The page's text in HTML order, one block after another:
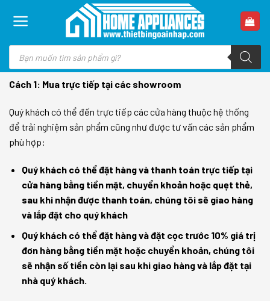
Tìm
kiếm
phẩm
Cách 1: Mua trực tiếp tại các showroom
Quý khách có thể đến trực tiếp các cửa hàng thuộc hệ thống
để trải nghiệm sản phẩm cũng như được tư vấn các sản phẩm
phù hợp:
Quý khách có thể đặt hàng và thanh toán trực tiếp tại
cửa hàng bằng tiền mặt, chuyển khoản hoặc quẹt thẻ,
sau khi nhận được thanh toán, chúng tôi sẽ giao hàng
và lắp đặt cho quý khách
Quý khách có thể đặt hàng và đặt cọc trước 10% giá trị
đơn hàng bằng tiền mặt hoặc chuyển khoản, chúng tôi
sẽ nhận số tiền còn lại sau khi giao hàng và lắp đặt tại
nhà quý khách.